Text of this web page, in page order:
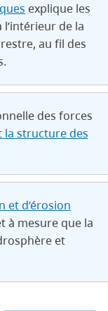
explique les
de la
au fil des
des forces
la structure des
et d’érosion
à mesure que la
et